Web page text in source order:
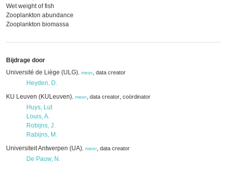
Wet weight of fish
Zooplankton abundance
Zooplankton biomassa
Bijdrage door
Université de Liège (ULG) meer, data creator
Heyden, D.
KU Leuven (KULeuven) meer, data creator, coördinator
Huys, Lut
Louis, A.
Robijns, J.
Rabijns, M.
Universiteit Antwerpen (UA) meer, data creator
De Pauw, N.